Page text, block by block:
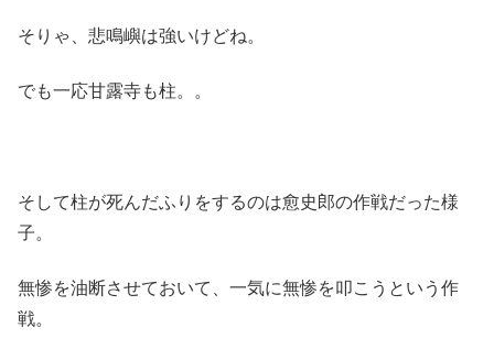
そりゃ、悲鳴嶼は強いけどね。
でも一応甘露寺も柱。。
そして柱が死んだふりをするのは愈史郎の作戦だった様
子。
無惨を油断させておいて、一気に無惨を叩こうという作
戦。